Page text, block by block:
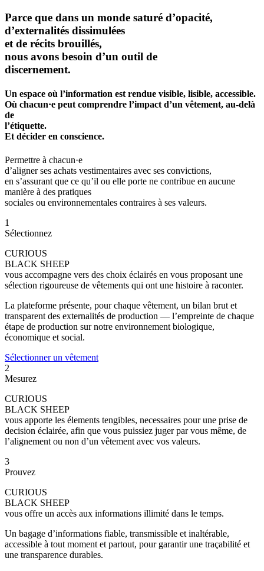
Parce que dans un monde saturé d’opacité,
d’externalités dissimulées
et de récits brouillés,
nous avons besoin d’un outil de
discernement.
Un espace où l’information est rendue visible, lisible, accessible.
Où chacun·e peut comprendre l’impact d’un vêtement, au-delà
de
l’étiquette.
Et décider en conscience.
Permettre à chacun·e
d’aligner ses achats vestimentaires avec ses convictions,
en s’assurant que ce qu’il ou elle porte ne contribue en aucune
manière à des pratiques
sociales ou environnementales contraires à ses valeurs.
1
Sélectionnez
CURIOUS
BLACK SHEEP
vous accompagne vers des choix éclairés en vous proposant une
sélection rigoureuse de vêtements qui ont une histoire à raconter.
La plateforme présente, pour chaque vêtement, un bilan brut et
transparent des externalités de production — l’empreinte de chaque
étape de production sur notre environnement biologique,
économique et social.
Sélectionner un vêtement
2
Mesurez
CURIOUS
BLACK SHEEP
vous apporte les élements tengibles, necessaires pour une prise de
decision éclairée, afin que vous puissiez juger par vous même, de
l’alignement ou non d’un vêtement avec vos valeurs.
3
Prouvez
CURIOUS
BLACK SHEEP
vous offre un accès aux informations illimité dans le temps.
Un bagage d’informations fiable, transmissible et inaltérable,
accessible à tout moment et partout, pour garantir une traçabilité et
une transparence durables.